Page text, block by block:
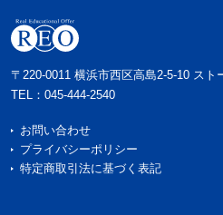
〒220-0011 横浜市西区高島2-5-10 スト
TEL： 045-444-2540
お問い合わせ
プライバシーポリシー
特定商取引法に基づく表記